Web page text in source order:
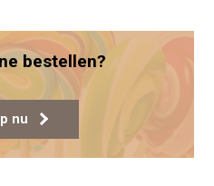
bestellen?
nu